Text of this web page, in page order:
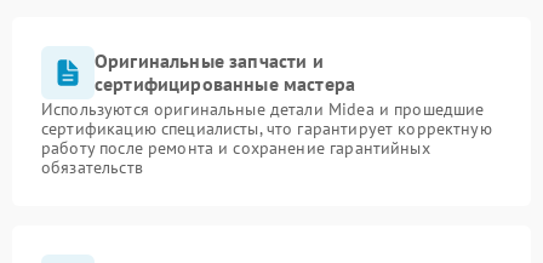
Оригинальные запчасти и
сертифицированные мастера
Используются оригинальные детали Midea и прошедшие
сертификацию специалисты, что гарантирует корректную
работу после ремонта и сохранение гарантийных
обязательств